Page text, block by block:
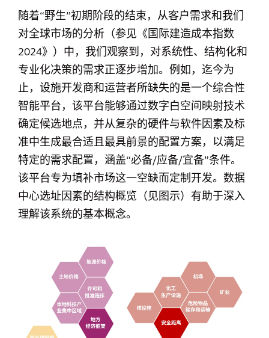
随着“野生”初期阶段的结束，从客户需求和我们
对全球市场的分析（参见《国际建造成本指数
2024》）中，我们观察到，对系统性、结构化和
专业化决策的需求正逐步增加。例如，迄今为
止，设施开发商和运营者所缺失的是一个综合性
智能平台，该平台能够通过数字白空间映射技术
确定候选地点，并从复杂的硬件与软件因素及标
准中生成最合适且最具前景的配置方案，以满足
特定的需求配置，涵盖“必备/应备/宜备”条件。
该平台专为填补市场这一空缺而定制开发。数据
中心选址因素的结构概览（见图示）有助于深入
理解该系统的基本概念。